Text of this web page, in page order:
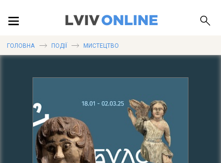
ПУБЛІКАЦІЇ
ГОЛОВНА ПОДІЇ МИСТЕЦТВО